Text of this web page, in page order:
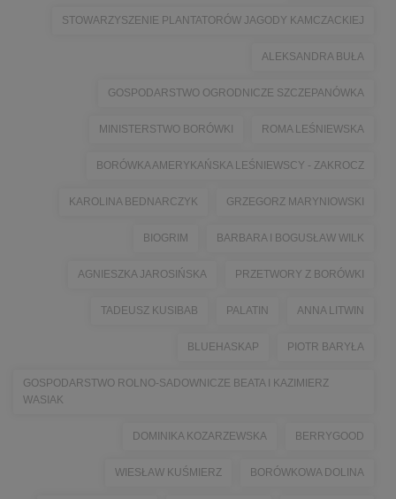
STOWARZYSZENIE PLANTATORÓW JAGODY KAMCZACKIEJ
ALEKSANDRA BUŁA
GOSPODARSTWO OGRODNICZE SZCZEPANÓWKA
MINISTERSTWO BORÓWKI ROMA LEŚNIEWSKA
BORÓWKA AMERYKAŃSKA LEŚNIEWSCY - ZAKROCZ
KAROLINA BEDNARCZYK GRZEGORZ MARYNIOWSKI
BIOGRIM BARBARA I BOGUSŁAW WILK
AGNIESZKA JAROSIŃSKA PRZETWORY Z BORÓWKI
TADEUSZ KUSIBAB PALATIN ANNA LITWIN
BLUEHASKAP PIOTR BARYŁA
GOSPODARSTWO ROLNO-SADOWNICZE BEATA I KAZIMIERZ
WASIAK
DOMINIKA KOZARZEWSKA BERRYGOOD
WIESŁAW KUŚMIERZ BORÓWKOWA DOLINA